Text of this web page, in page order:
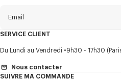
Email
Titre Obligatoire
SERVICE CLIENT
Du Lundi au Vendredi 9h30 - 17h30
Nous contacter
SUIVRE MA COMMANDE